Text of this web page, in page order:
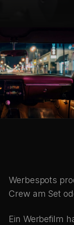
Werbespots
Crew am Set
Ein Werbefilm